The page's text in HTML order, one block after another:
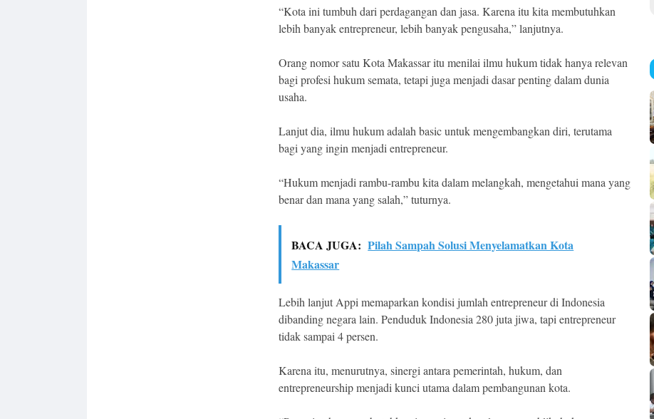
“Kota ini tumbuh dari perdagangan dan jasa. Karena itu kita membutuhkan
lebih banyak entrepreneur, lebih banyak pengusaha,” lanjutnya.
Orang nomor satu Kota Makassar itu menilai ilmu hukum tidak hanya relevan
bagi profesi hukum semata, tetapi juga menjadi dasar penting dalam dunia
usaha.
Lanjut dia, ilmu hukum adalah basic untuk mengembangkan diri, terutama
bagi yang ingin menjadi entrepreneur.
“Hukum menjadi rambu-rambu kita dalam melangkah, mengetahui mana yang
benar dan mana yang salah,” tuturnya.
BACA JUGA: Pilah Sampah Solusi Menyelamatkan Kota
Makassar
Lebih lanjut Appi memaparkan kondisi jumlah entrepreneur di Indonesia
dibanding negara lain. Penduduk Indonesia 280 juta jiwa, tapi entrepreneur
tidak sampai 4 persen.
Karena itu, menurutnya, sinergi antara pemerintah, hukum, dan
entrepreneurship menjadi kunci utama dalam pembangunan kota.